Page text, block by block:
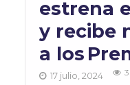
estrena
y recibe
a los
17 julio, 2024